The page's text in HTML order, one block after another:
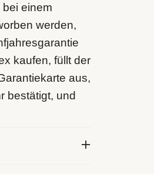
einem
werden,
kaufen, füllt der
aus,
bestätigt, und